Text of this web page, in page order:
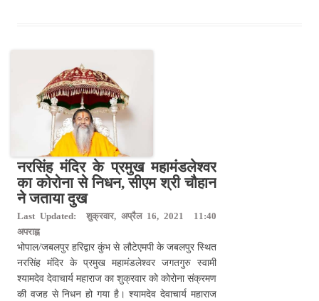
नरसिंह मंदिर के प्रमुख महामंडलेश्वर
का कोरोना से निधन, सीएम श्री चौहान
ने जताया दुख
Last Updated: शुक्रवार, अप्रैल 16, 2021 11:40
अपराह्न
भोपाल/जबलपुर हरिद्वार कुंभ से लौटेएमपी के जबलपुर स्थित
नरसिंह मंदिर के प्रमुख महामंडलेश्वर जगतगुरु स्वामी
श्यामदेव देवाचार्य महाराज का शुक्रवार को कोरोना संक्रमण
की वजह से निधन हो गया है। श्यामदेव देवाचार्य महाराज